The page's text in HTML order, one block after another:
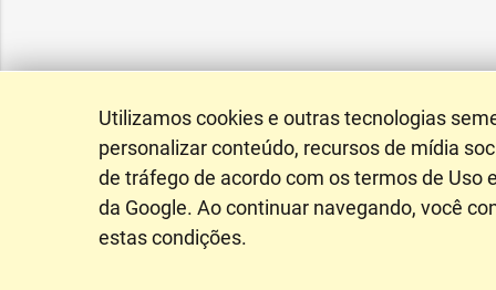
Utilizamos cookies e outras tecnologias
personalizar conteúdo, recursos de mídia
de tráfego de acordo com os termos de Uso
da Google. Ao continuar navegando, você
estas condições.